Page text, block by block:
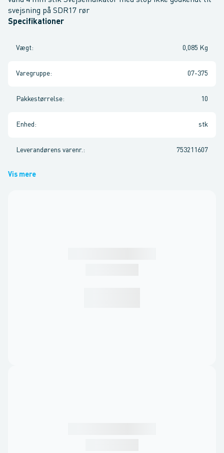
svejsning på SDR17 rør
Specifikationer
Vægt: 0,085 Kg
Varegruppe: 07-375
Pakkestørrelse: 10
Enhed : stk
Leverandørens varenr. : 753211607
Vis mere